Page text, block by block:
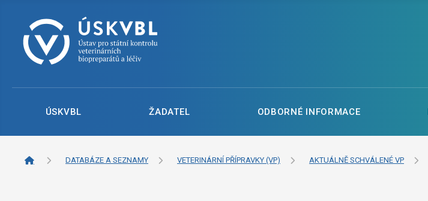
ÚSKVBL ŽADATEL ODBORNÉ INFORMACE
DATABÁZE A SEZNAMY VETERINÁRNÍ PŘÍPRAVKY (VP) AKTUÁLNĚ SCHVÁLENÉ VP